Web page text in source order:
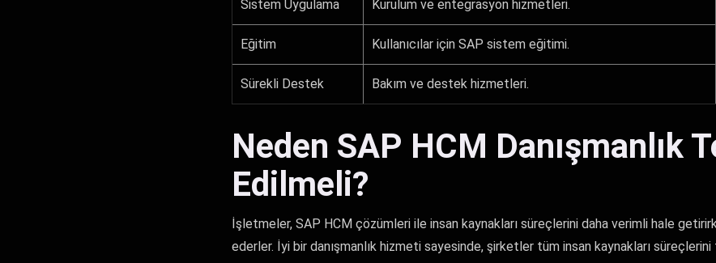
Sistem Uygulama Kurulum ve entegrasyon hizmetleri.
Eğitim Kullanıcılar için SAP sistem eğitimi.
Sürekli Destek Bakım ve destek hizmetleri.
Neden SAP HCM Danışmanlık
Edilmeli?
İşletmeler, SAP HCM çözümleri ile insan kaynakları süreçlerini daha verimli hale
ederler. İyi bir danışmanlık hizmeti sayesinde, şirketler tüm insan kaynakları